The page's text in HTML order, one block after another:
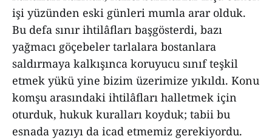
işi yüzünden eski günleri mumla arar olduk.
Bu defa sınır ihtilâfları başgösterdi, bazı
yağmacı göçebeler tarlalara bostanlara
saldırmaya kalkışınca koruyucu sınıf teşkil
etmek yükü yine bizim üzerimize yıkıldı. Konu
komşu arasındaki ihtilâfları halletmek için
oturduk, hukuk kuralları koyduk; tabii bu
esnada yazıyı da icad etmemiz gerekiyordu.